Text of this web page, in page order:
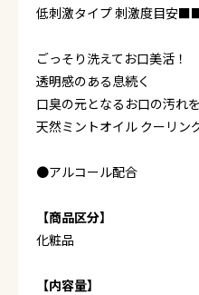
低刺激タイプ 刺激度目
ごっそり洗えてお口美活！
透明感のある息続く
口臭の元となるお口の汚れ
天然ミントオイル クーリン
●アルコール配合
【商品区分】
化粧品
【内容量】